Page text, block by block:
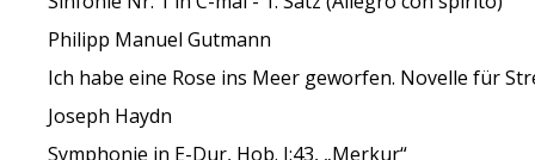
Philipp Manuel Gutmann
Ich habe eine Rose ins Meer geworfen. Novelle für
Joseph Haydn
Symphonie in E-Dur, Hob. I:43, „Merkur“